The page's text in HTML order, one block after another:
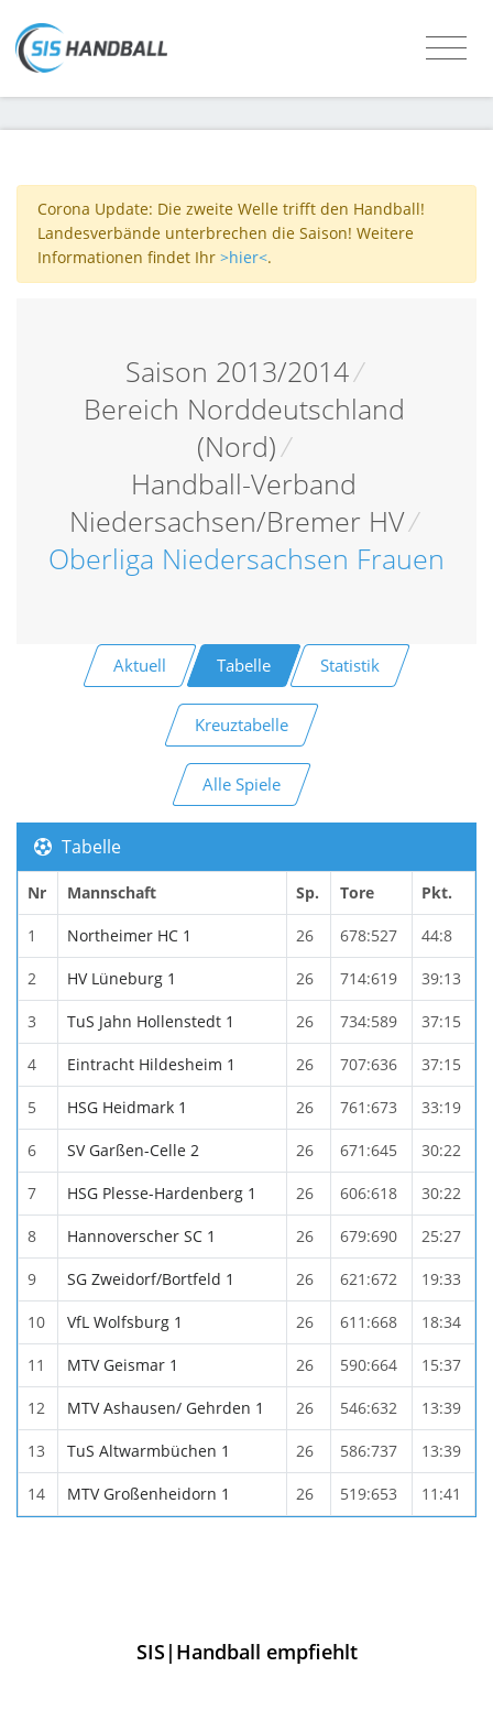
Corona Update: Die zweite Welle trifft den Handball!
Landesverbände unterbrechen die Saison! Weitere
Informationen findet Ihr >hier<.
Saison 2013/2014/
Bereich Norddeutschland
(Nord)/
Handball-Verband
Niedersachsen/Bremer HV/
Oberliga Niedersachsen Frauen
Aktuell Tabelle Statistik
Kreuztabelle
Alle Spiele
Tabelle
Nr Mannschaft Sp. Tore Pkt.
1 Northeimer HC 1 26 678:527 44:8
2 HV Lüneburg 1 26 714:619 39:13
3 TuS Jahn Hollenstedt 1 26 734:589 37:15
4 Eintracht Hildesheim 1 26 707:636 37:15
5 HSG Heidmark 1 26 761:673 33:19
6 SV Garßen-Celle 2 26 671:645 30:22
7 HSG Plesse-Hardenberg 1 26 606:618 30:22
8 Hannoverscher SC 1 26 679:690 25:27
9 SG Zweidorf/Bortfeld 1 26 621:672 19:33
10 VfL Wolfsburg 1 26 611:668 18:34
11 MTV Geismar 1 26 590:664 15:37
12 MTV Ashausen/ Gehrden 1 26 546:632 13:39
13 TuS Altwarmbüchen 1 26 586:737 13:39
14 MTV Großenheidorn 1 26 519:653 11:41
SIS|Handball empfiehlt